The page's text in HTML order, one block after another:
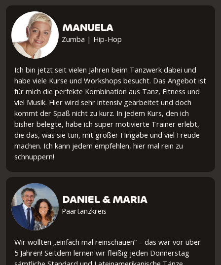
MANUELA
Zumba | Hip-Hop
Ich bin jetzt seit vielen Jahren beim Tanzwerk dabei und
habe viele Kurse und Workshops besucht. Das Angebot ist
für mich die perfekte Kombination aus Tanz, Fitness und
viel Musik. Hier wird sehr intensiv gearbeitet und doch
kommt der Spaß nicht zu kurz. In jedem Kurs, den ich
bisher belegte, habe ich super motivierte Trainer erlebt,
die das, was sie tun, mit großer Hingabe und viel Freude
machen. Ich kann jedem empfehlen, hier mal rein zu
schnuppern!
DANIEL & MARIA
Paartanzkreis
Wir wollten „einfach mal reinschauen“ – das war vor über
5 Jahren! Seitdem lernen wir fleißig jeden Donnerstag